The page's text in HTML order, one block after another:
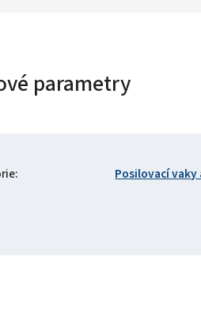
parametry
: Posilovací